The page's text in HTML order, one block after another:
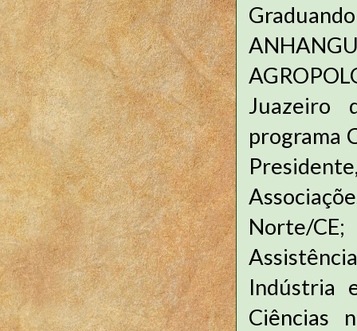
Juazeiro
programa
Norte/
Indústria
Ciências